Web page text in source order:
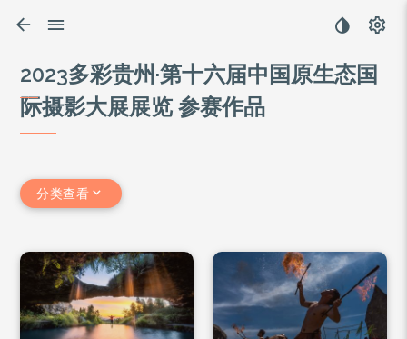
2023多彩贵州·第十六届中国原生态国
际摄影大展展览 参赛作品
分类查看